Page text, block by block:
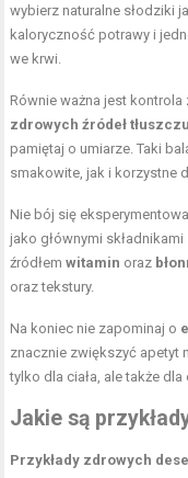
wybierz naturalne słodziki
kaloryczność potrawy i
we krwi.
Równie ważna jest
zdrowych źródeł tłuszczu
pamiętaj o umiarze. Taki
smakowite, jak i korzystne
Nie bój się
jako głównymi
źródłemwitamin oraz
oraz tekstury.
Na koniec nie zapominaj o
znacznie zwiększyć apetyt
tylko dla ciała, ale także dla
Jakie są
Przykłady zdrowych